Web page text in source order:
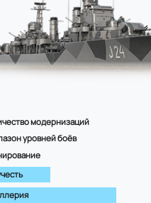
модернизаций
уровней боёв